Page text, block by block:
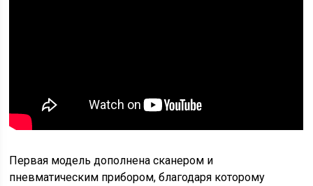
Первая модель дополнена сканером и
пневматическим прибором, благодаря которому